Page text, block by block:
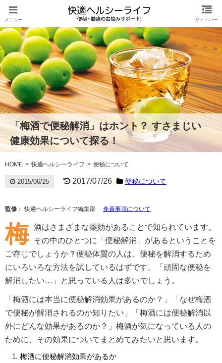
「梅酒で便秘解消」はホント？ すさまじい
健康効果について探る！
HOME 快適ヘルシーライフ 便秘について
2015/06/25 2017/07/26 便秘について
監修 ： 快適ヘルシーライフ編集部 免責事項について
梅 酒はさまざまな薬効があることで知られています。
その中のひとつに「便秘解消」があるということを
ご存じでしょうか？便秘体質の人は、便秘を解消するため
にいろいろな方法を試しているはずです。「頑固な便秘を
解消したい…」と思っている人は多いでしょう。
「梅酒には本当に便秘解消効果があるのか？」「なぜ梅酒
で便秘が解消されるのか知りたい」「梅酒には便秘解消以
外にどんな効果があるのか？」梅酒が気になっている人の
ために、その効果についてまとめてみたいと思います。
梅酒に便秘解消効果があるか